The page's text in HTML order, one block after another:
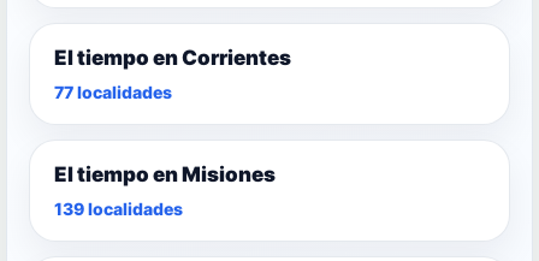
El tiempo en Corrientes
77 localidades
El tiempo en Misiones
139 localidades